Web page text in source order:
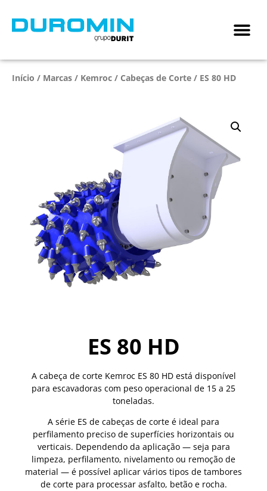
Início / Marcas / Kemroc / Cabeças de Corte / ES 80 HD
ES 80 HD
A cabeça de corte Kemroc ES 80 HD está disponível
para escavadoras com peso operacional de 15 a 25
toneladas.
A série ES de cabeças de corte é ideal para
perfilamento preciso de superfícies horizontais ou
verticais. Dependendo da aplicação — seja para
limpeza, perfilamento, nivelamento ou remoção de
material — é possível aplicar vários tipos de tambores
de corte para processar asfalto, betão e rocha.